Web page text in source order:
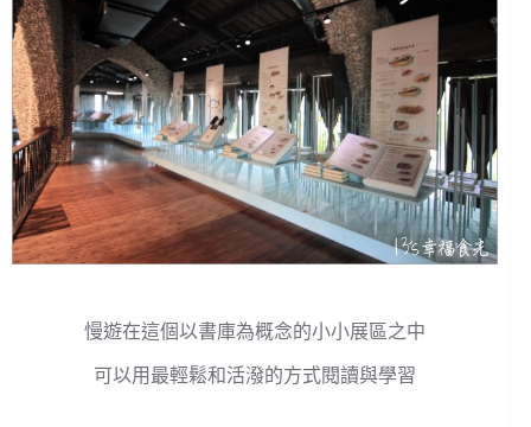
慢遊在這個以書庫為概念的小小展區之中
可以用最輕鬆和活潑的方式閱讀與學習